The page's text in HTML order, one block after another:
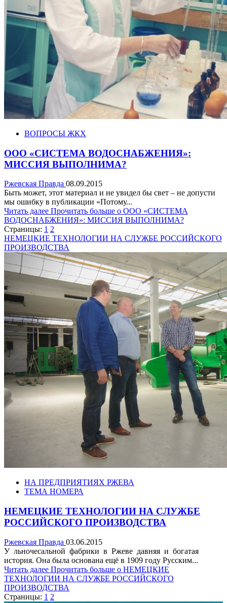
ВОПРОСЫ ЖКХ
ООО «СИСТЕМА ВОДОСНАБЖЕНИЯ»:
МИССИЯ ВЫПОЛНИМА?
Ржевская Правда 08.09.2015
Быть может, этот материал и не увидел бы свет – не допусти
мы ошибку в публикации «Потому...
Читать далее Прочитать больше о ООО «СИСТЕМА
ВОДОСНАБЖЕНИЯ»: МИССИЯ ВЫПОЛНИМА?
Страницы: 1 2
НЕМЕЦКИЕ ТЕХНОЛОГИИ НА СЛУЖБЕ РОССИЙСКОГО
ПРОИЗВОДСТВА
НА ПРЕДПРИЯТИЯХ РЖЕВА
ТЕМА НОМЕРА
НЕМЕЦКИЕ ТЕХНОЛОГИИ НА СЛУЖБЕ
РОССИЙСКОГО ПРОИЗВОДСТВА
Ржевская Правда 03.06.2015
У льночесальной фабрики в Ржеве давняя и богатая
история. Она была основана ещё в 1909 году Русским...
Читать далее Прочитать больше о НЕМЕЦКИЕ
ТЕХНОЛОГИИ НА СЛУЖБЕ РОССИЙСКОГО
ПРОИЗВОДСТВА
Страницы: 1 2